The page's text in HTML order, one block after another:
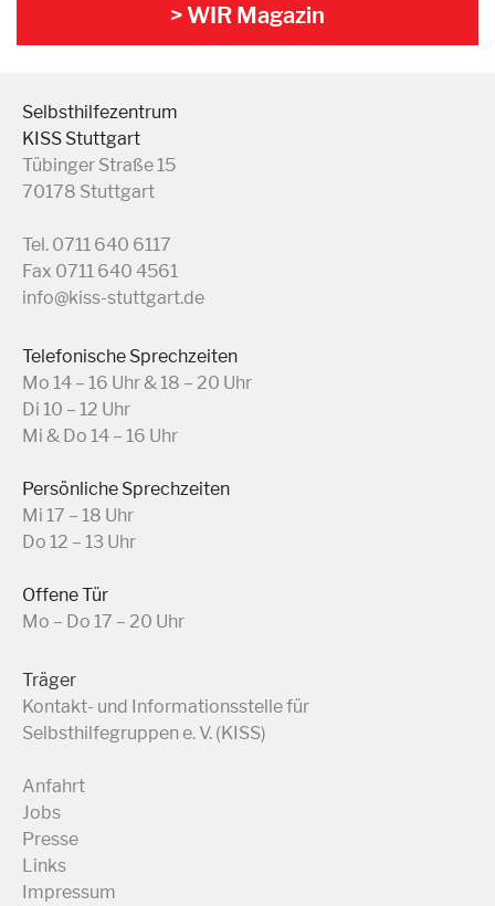
> WIR Magazin
Selbsthilfezentrum
KISS Stuttgart
Tübinger Straße 15
70178 Stuttgart
Tel. 0711 640 6117
Fax 0711 640 4561
info@kiss-stuttgart.de
Telefonische Sprechzeiten
Mo 14 – 16 Uhr & 18 – 20 Uhr
Di 10 – 12 Uhr
Mi & Do 14 – 16 Uhr
Persönliche Sprechzeiten
Mi 17 – 18 Uhr
Do 12 – 13 Uhr
Offene Tür
Mo – Do 17 – 20 Uhr
Träger
Kontakt- und Informationsstelle für
Selbsthilfegruppen e. V. (KISS)
Anfahrt
Jobs
Presse
Links
Impressum